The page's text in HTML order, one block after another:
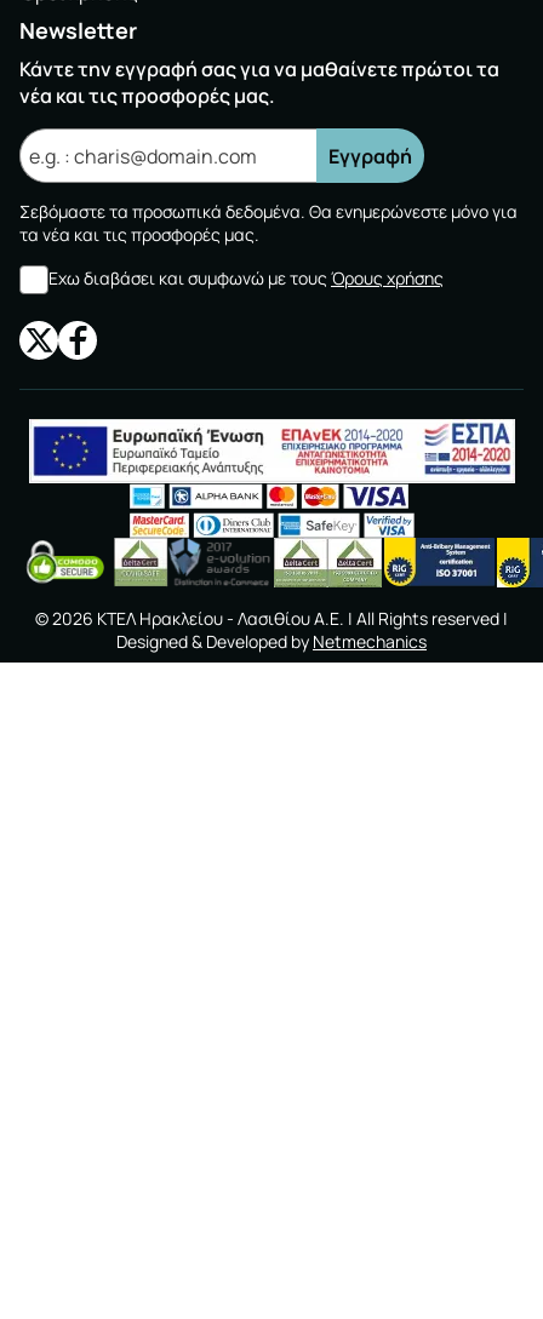
Newsletter
Κάντε την εγγραφή σας για να μαθαίνετε πρώτοι τα
νέα και τις προσφορές μας.
Εγγραφή
Σεβόμαστε τα προσωπικά δεδομένα. Θα ενημερώνεστε μόνο για
τα νέα και τις προσφορές μας.
Εχω διαβάσει και συμφωνώ με τους Όρους χρήσης
©2026 ΚΤΕΛ Ηρακλείου - Λασιθίου A.E. | All Rights reserved |
Designed & Developed by Netmechanics